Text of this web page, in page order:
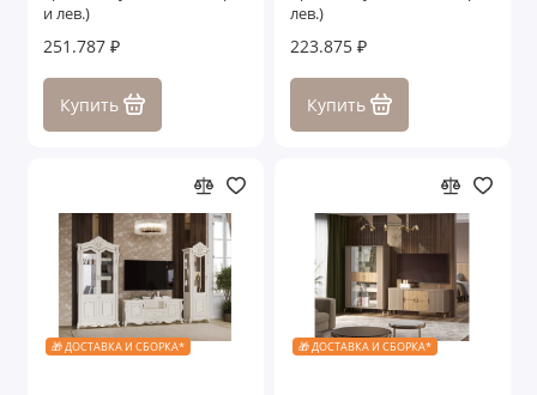
и лев.)
251.787 ₽
Купить
лев.)
223.875 ₽
Купить
🎁 ДОСТАВКА И СБОРКА* 🎁 ДОСТАВКА И СБОРКА*